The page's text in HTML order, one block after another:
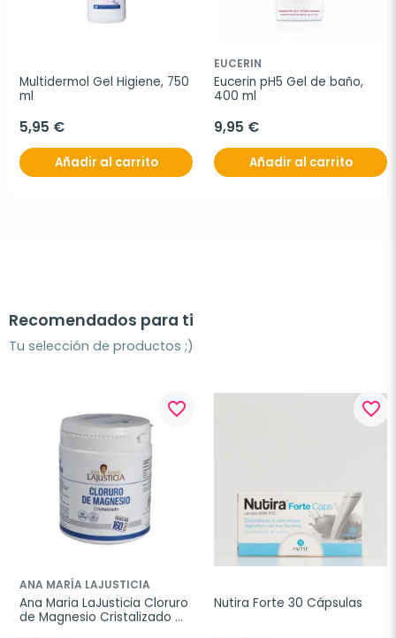
Multidermol Gel Higiene, 750
ml
5,95 €
Añadir al carrito
EUCERIN
Eucerin pH5 Gel de baño,
400 ml
9,95 €
Añadir al carrito
Recomendados para ti
Tu selección de productos ;)
favorite_border
ANA MARÍA LAJUSTICIA
Ana Maria LaJusticia Cloruro
de Magnesio Cristalizado
favorite_border
Nutira Forte 30 Cápsulas